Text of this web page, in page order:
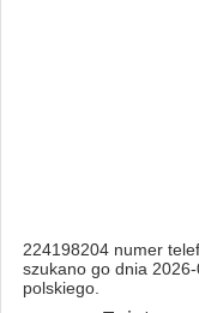
224198204 numer
szukano go dnia
polskiego.